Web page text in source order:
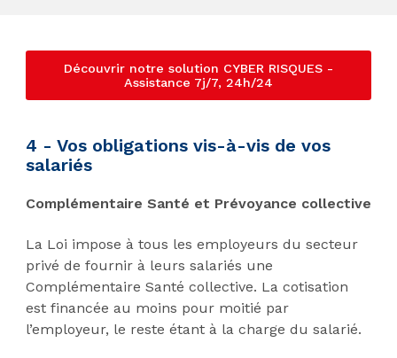
Découvrir notre solution CYBER RISQUES -
Assistance 7j/7, 24h/24
4 - Vos obligations vis-à-vis de vos
salariés
Complémentaire Santé et Prévoyance collective
La Loi impose à tous les employeurs du secteur
privé de fournir à leurs salariés une
Complémentaire Santé collective. La cotisation
est financée au moins pour moitié par
l’employeur, le reste étant à la charge du salarié.